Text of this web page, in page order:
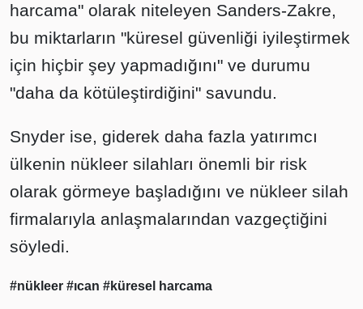
harcama" olarak niteleyen Sanders-Zakre,
bu miktarların "küresel güvenliği iyileştirmek
için hiçbir şey yapmadığını" ve durumu
"daha da kötüleştirdiğini" savundu.
Snyder ise, giderek daha fazla yatırımcı
ülkenin nükleer silahları önemli bir risk
olarak görmeye başladığını ve nükleer silah
firmalarıyla anlaşmalarından vazgeçtiğini
söyledi.
#nükleer #ıcan #küresel harcama